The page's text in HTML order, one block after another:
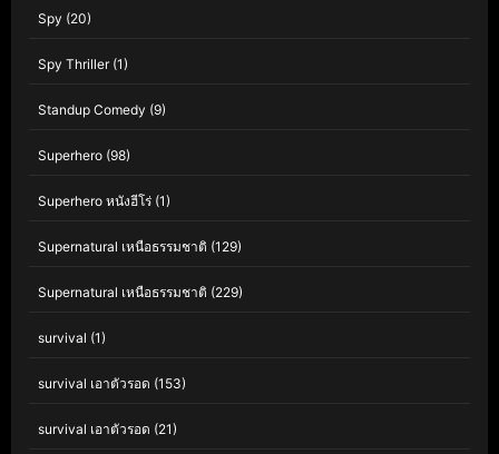
Spy (20)
Spy Thriller(1)
Standup Comedy (9)
Superhero (98)
Superhero หนังฮีโร่ (1)
Supernatural เหนือธรรมชาติ (129)
Supernatural เหนือธรรมชาติ (229)
survival (1)
survival เอาตัวรอด (153)
survival เอาตัวรอด (21)